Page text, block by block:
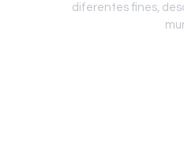
diferentes fines,